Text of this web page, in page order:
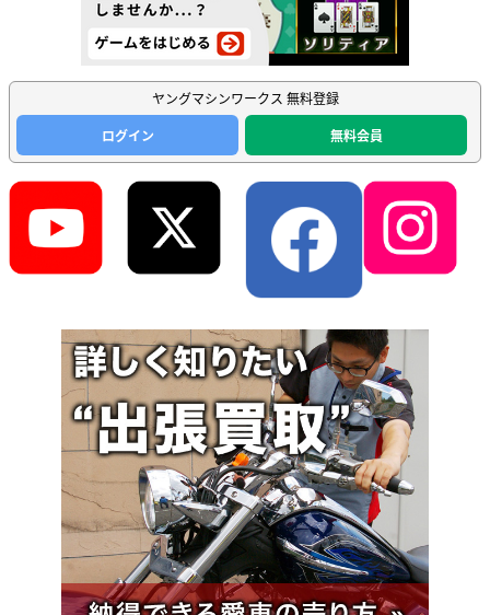
ヤングマシンワークス 無料登録
ログイン
無料会員